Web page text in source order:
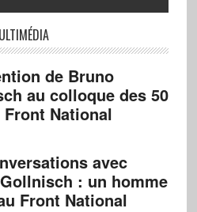
de Bruno
au colloque des 50
National
avec
: un homme
Front National